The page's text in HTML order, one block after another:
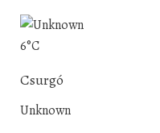
6°C
Csurgó
Unknown